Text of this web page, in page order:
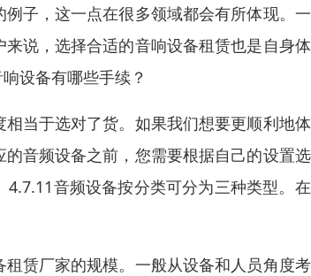
子，这一点在很多领域都会有所体现。
说，选择合适的音响设备租赁也是自身
设备有哪些手续？
当于选对了货。如果我们想要更顺利地
音频设备之前，您需要根据自己的设置
音频设备按分类可分为三种类型。
赁厂家的规模。一般从设备和人员角度